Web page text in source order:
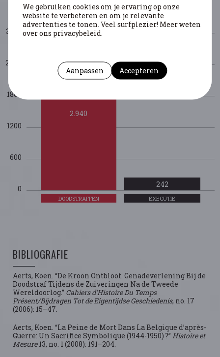
0
600
1200
1800
2400
3000
2.940
DOODSTRAFFEN
242
EXECUTIE
BIBLIOGRAFIE
Aerts, Koen. “De Kroon Ontbloot. Genadeverlening Bij de
Doodstraf Tijdens de Zuiveringen Na de Tweede
Wereldoorlog.” Cahiers d’Histoire Du Temps
Présent/Bijdragen Tot de Eigentijdse Geschiedenis, no. 17
(2006): 15–47.
Aerts, Koen. “La Peine de Mort Dans La Belgique d’après-
Guerre: Un Sacrifice Symbolique (1944-1950) ?”Histoire et
Mesure13, no. 1 (2008): 191–204.
We gebruiken cookies om je ervaring op onze
website te verbeteren en om je relevante
advertenties te tonen. Veel surfplezier! Meer weten
over ons privacybeleid.
Aanpassen Accepteren